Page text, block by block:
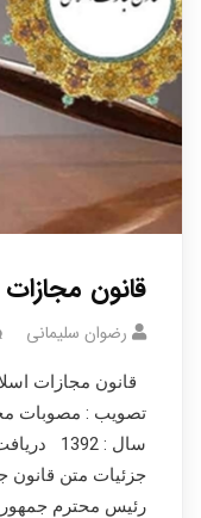
قانون
رضوان سلیمانی
جزئیات متن قانون
رئیس محترم